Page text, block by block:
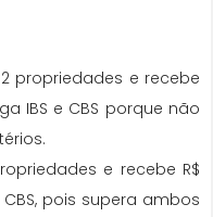
propriedades e recebe
IBS e CBS porque não
e recebe R$
pois supera ambos